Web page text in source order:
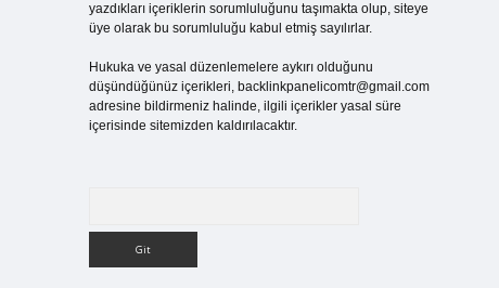
yazdıkları içeriklerin sorumluluğunu taşımakta olup, siteye
üye olarak bu sorumluluğu kabul etmiş sayılırlar.
Hukuka ve yasal düzenlemelere aykırı olduğunu
düşündüğünüz içerikleri, backlinkpanelicomtr@gmail.com
adresine bildirmeniz halinde, ilgili içerikler yasal süre
içerisinde sitemizden kaldırılacaktır.